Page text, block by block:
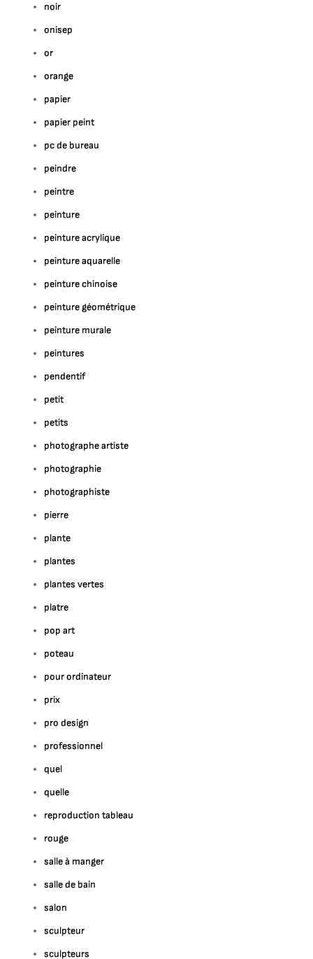
noir
onisep
or
orange
papier
papier peint
pc de bureau
peindre
peintre
peinture
peinture acrylique
peinture aquarelle
peinture chinoise
peinture géométrique
peinture murale
peintures
pendentif
petit
petits
photographe artiste
photographie
photographiste
pierre
plante
plantes
plantes vertes
platre
pop art
poteau
pour ordinateur
prix
pro design
professionnel
quel
quelle
reproduction tableau
rouge
salle à manger
salle de bain
salon
sculpteur
sculpteurs